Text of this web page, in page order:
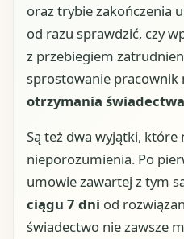
oraz trybie zakończenia
od razu sprawdzić, czy
z przebiegiem
sprostowanie pracownik
otrzymania
Są też dwa wyjątki, które
nieporozumienia. Po
umowie zawartej z tym
ciągu 7 dni od
świadectwo nie zawsze